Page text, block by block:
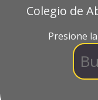
Colegio de
Presione